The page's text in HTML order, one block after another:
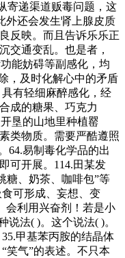
寄递渠道贩毒问题，这
外还会发生肾上腺皮质
反映。而且告诉乐乐正
交通变乱。也是者，
能妨碍等副感化，均
，及时化解心中的矛盾
有轻细麻醉感化，经
成的糖果、巧克力
垦的山地里种植罂
类物质。需要严酷遵照
64.易制毒化学品的出
可开展。114.田某发
糖、奶茶、咖啡包”等
可形成、妄想、变
会利用兴奋剂！若是小
说法( )。这个说法( )。
甲基苯丙胺的结晶体
笑气”的表述。不只本